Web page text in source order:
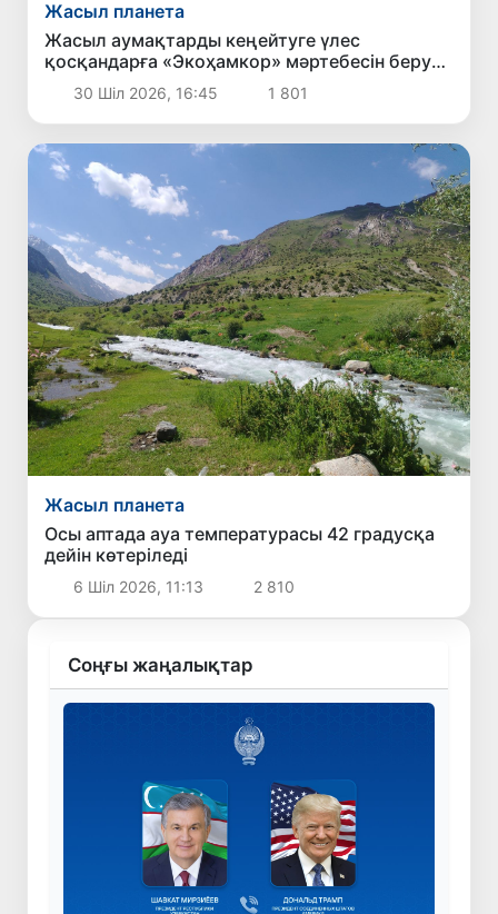
Жасыл планета
Жасыл аумақтарды кеңейтуге үлес
қосқандарға «Экоҳамкор» мәртебесін беру
көзделуде
30 Шіл 2026, 16:45 1 801
Жасыл планета
Осы аптада ауа температурасы 42 градусқа
дейін көтеріледі
6 Шіл 2026, 11:13 2 810
Соңғы жаңалықтар